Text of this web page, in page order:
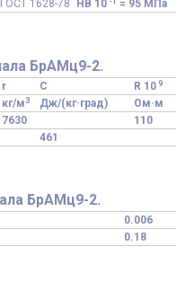
ГОСТ 1628-78 HB 10 = 95 МПа
БрАМц9-2.
r C R 10 9
кг/м3 Дж/(кг·град)
Ом·м
7630
110
461
БрАМц9-2.
0.006
0.18